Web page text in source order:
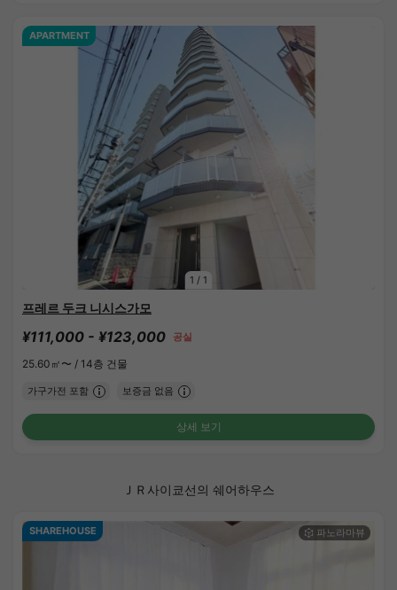
1 / 1
APARTMENT
프레르 두크 니시스가모
¥111,000 - ¥123,000 공실
25.60㎡〜 / 14층 건물
가구가전 포함 보증금 없음
상세 보기
ＪＲ사이쿄선의 쉐어하우스
SHAREHOUSE